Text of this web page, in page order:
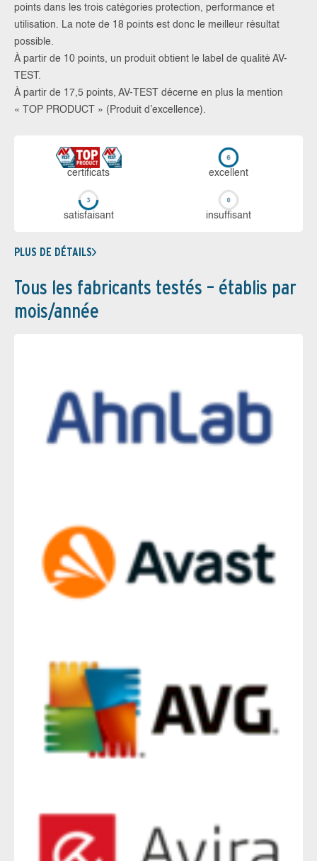
points dans les trois catégories protection, performance et
utilisation. La note de 18 points est donc le meilleur résultat
possible.
À partir de 10 points, un produit obtient le label de qualité AV-
TEST.
À partir de 17,5 points, AV-TEST décerne en plus la mention
« TOP PRODUCT » (Produit d’excellence).
certi­ficats ex­cellent
sa­tis­fai­sant in­suf­fi­sant
PLUS DE DÉTAILS
Tous les fabricants testés – établis par
mois/année